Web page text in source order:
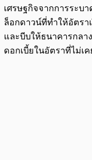
เศรษฐกิจจากการระบ
ล็อกดาวน์ที่ทำให้อัตรา
และบีบให้ธนาคารกลา
ดอกเบี้ยในอัตราที่ไม่เ